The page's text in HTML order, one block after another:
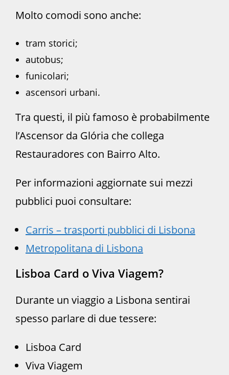
Molto comodi sono anche:
tram storici;
autobus;
funicolari;
ascensori urbani.
Tra questi, il più famoso è probabilmente
l’Ascensor da Glória che collega
Restauradores con Bairro Alto.
Per informazioni aggiornate sui mezzi
pubblici puoi consultare:
Carris – trasporti pubblici di Lisbona
Metropolitana di Lisbona
Lisboa Card o Viva Viagem?
Durante un viaggio a Lisbona sentirai
spesso parlare di due tessere:
Lisboa Card
Viva Viagem